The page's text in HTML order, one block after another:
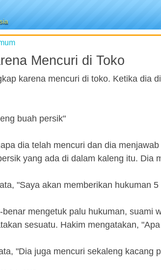
Mencuri di Toko
karena mencuri di toko. Ketika dia
buah persik"
dia telah mencuri dan dia
yang ada di dalam kaleng itu. Dia
"Saya akan memberikan hukuman
mengetuk palu hukuman, suami
sesuatu. Hakim mengatakan,
"Dia juga mencuri sekaleng kacang